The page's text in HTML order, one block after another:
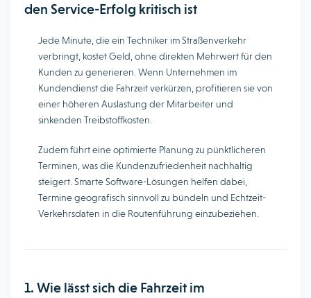
den Service-Erfolg kritisch ist
Jede Minute, die ein Techniker im Straßenverkehr
verbringt, kostet Geld, ohne direkten Mehrwert für den
Kunden zu generieren. Wenn Unternehmen im
Kundendienst die Fahrzeit verkürzen, profitieren sie von
einer höheren Auslastung der Mitarbeiter und
sinkenden Treibstoffkosten.
Zudem führt eine optimierte Planung zu pünktlicheren
Terminen, was die Kundenzufriedenheit nachhaltig
steigert. Smarte Software-Lösungen helfen dabei,
Termine geografisch sinnvoll zu bündeln und Echtzeit-
Verkehrsdaten in die Routenführung einzubeziehen.
1. Wie lässt sich die Fahrzeit im